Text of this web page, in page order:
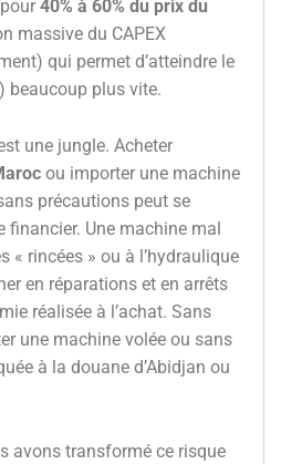
40% à 60% du prix du
massive du CAPEX
qui permet d’atteindre le
beaucoup plus vite.
une jungle. Acheter
ou importer une machine
précautions peut se
Une machine mal
« rincées » ou à l’hydraulique
en réparations et en arrêts
réalisée à l’achat. Sans
une machine volée ou sans
à la douane d’Abidjan ou
avons transformé ce risque